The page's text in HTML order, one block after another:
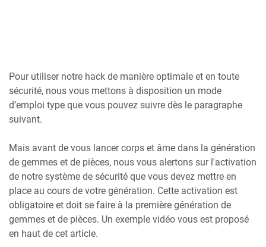
Pour utiliser notre hack de manière optimale et en toute
sécurité, nous vous mettons à disposition un mode
d’emploi type que vous pouvez suivre dès le paragraphe
suivant.
Mais avant de vous lancer corps et âme dans la génération
de gemmes et de pièces, nous vous alertons sur l'activation
de notre système de sécurité que vous devez mettre en
place au cours de votre génération. Cette activation est
obligatoire et doit se faire à la première génération de
gemmes et de pièces. Un exemple vidéo vous est proposé
en haut de cet article.